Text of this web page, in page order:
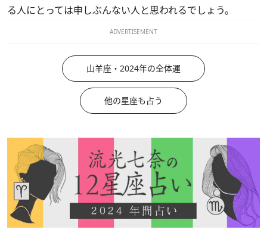
る人にとっては申しぶんない人と思われるでしょう。
ADVERTISEMENT
山羊座・2024年の全体運
他の星座も占う